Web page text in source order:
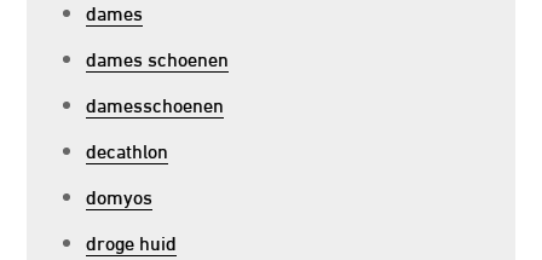
dames
dames schoenen
damesschoenen
decathlon
domyos
droge huid